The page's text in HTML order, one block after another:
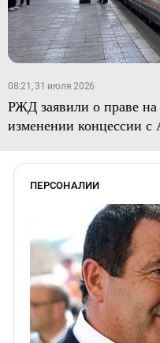
08:21, 31 июля 2026
РЖД заявили о праве
изменении концессии с
ПЕРСОНАЛИИ